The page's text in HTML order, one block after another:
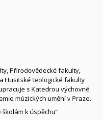
Přírodovědecké fakulty,
Husitské teologické fakulty
s Katedrou výchovné
múzických umění v Praze.
k úspěchu“